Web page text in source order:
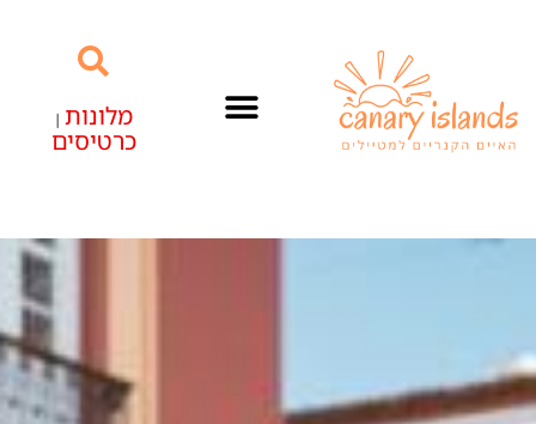
מלונות|
כרטיסים